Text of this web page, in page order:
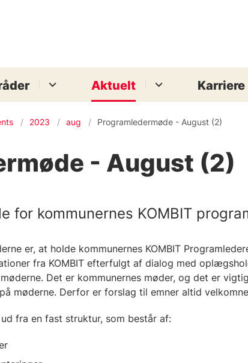
Aktuelt Karriere
2023 aug Programledermøde - August (2)
- August (2)
for kommunernes KOMBIT
er, at holde kommunernes KOMBIT
fra KOMBIT efterfulgt af dialog med
Det er kommunernes møder, og det er
møderne. Derfor er forslag til emner altid
fra en fast struktur, som består af: